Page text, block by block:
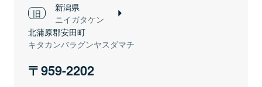
新潟県
ニイガタケン
北蒲原郡安田町
キタカンバラグンヤスダマチ
959-2202